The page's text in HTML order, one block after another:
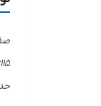
۱۱۵×۱/۶